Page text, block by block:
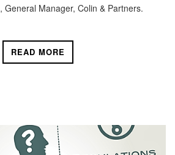
, General Manager, Colin & Partners.
READ MORE